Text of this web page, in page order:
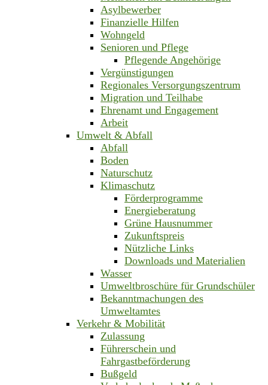
Asylbewerber
Finanzielle Hilfen
Wohngeld
Senioren und Pflege
Pflegende Angehörige
Vergünstigungen
Regionales Versorgungszentrum
Migration und Teilhabe
Ehrenamt und Engagement
Arbeit
Umwelt & Abfall
Abfall
Boden
Naturschutz
Klimaschutz
Förderprogramme
Energieberatung
Grüne Hausnummer
Zukunftspreis
Nützliche Links
Downloads und Materialien
Wasser
Umweltbroschüre für Grundschüler
Bekanntmachungen des
Umweltamtes
Verkehr & Mobilität
Zulassung
Führerschein und
Fahrgastbeförderung
Bußgeld